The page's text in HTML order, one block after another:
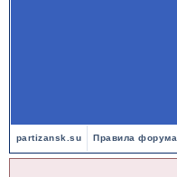
partizansk.su Правила форума